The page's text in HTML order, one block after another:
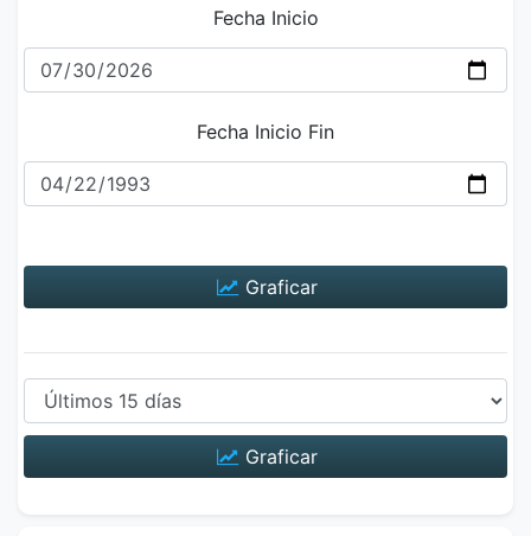
Fecha Inicio
Fecha Inicio Fin
Graficar
Graficar